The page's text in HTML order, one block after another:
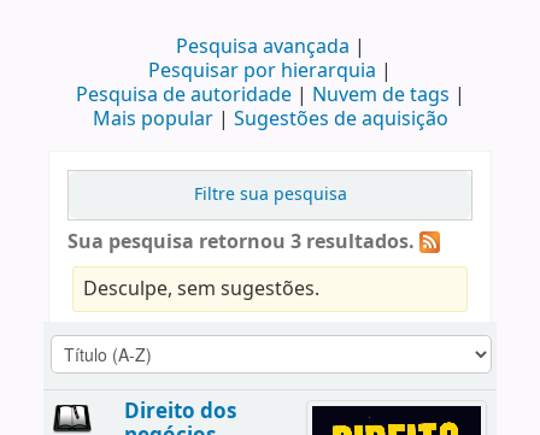
Pesquisa avançada
Pesquisar por hierarquia
Pesquisa de autoridade
Nuvem de tags
Mais popular
Sugestões de aquisição
Filtre sua pesquisa
Sua pesquisa retornou 3 resultados.
Desculpe, sem sugestões.
Direito dos